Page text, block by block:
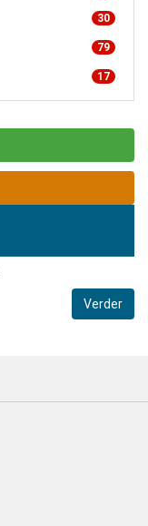
30
79
17
Verder